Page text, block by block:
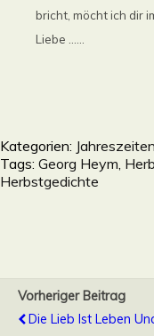
bricht, möcht ich dir
Liebe ......
Kategorien:
Tags: Georg Heym
Herbstgedichte
Vorheriger Beitrag
Die Lieb Ist Leben